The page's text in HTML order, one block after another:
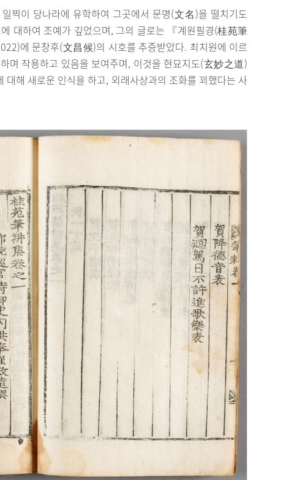
찍이 당나라에 유학하여 그곳에서 문명(文名)을 떨치기도
대하여 조예가 깊었으며, 그의 글로는 『계원필경(桂苑筆
에 문창후(文昌候)의 시호를 추증받았다. 최치원에 이르
며 작용하고 있음을 보여주며, 이것을 현묘지도(玄妙之道)
해 새로운 인식을 하고, 외래사상과의 조화를 꾀했다는 사